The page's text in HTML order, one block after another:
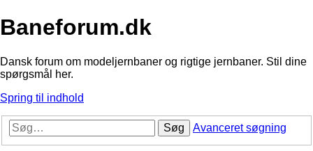
Baneforum.dk
Dansk forum om modeljernbaner og rigtige jernbaner. Stil dine
spørgsmål her.
Spring til indhold
Søg Avanceret søgning